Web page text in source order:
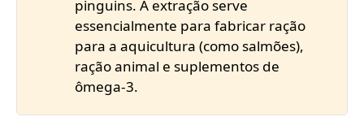
pinguins. A extração serve
essencialmente para fabricar ração
para a aquicultura (como salmões),
ração animal e suplementos de
ômega-3.